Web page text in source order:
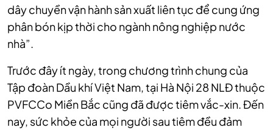
dây chuyền vận hành sản xuất liên tục để cung ứng
phân bón kịp thời cho ngành nông nghiệp nước
nhà”.
Trước đây ít ngày, trong chương trình chung của
Tập đoàn Dầu khí Việt Nam, tại Hà Nội 28 NLĐ thuộc
PVFCCo Miền Bắc cũng đã được tiêm vắc-xin. Đến
nay, sức khỏe của mọi người sau tiêm đều đảm